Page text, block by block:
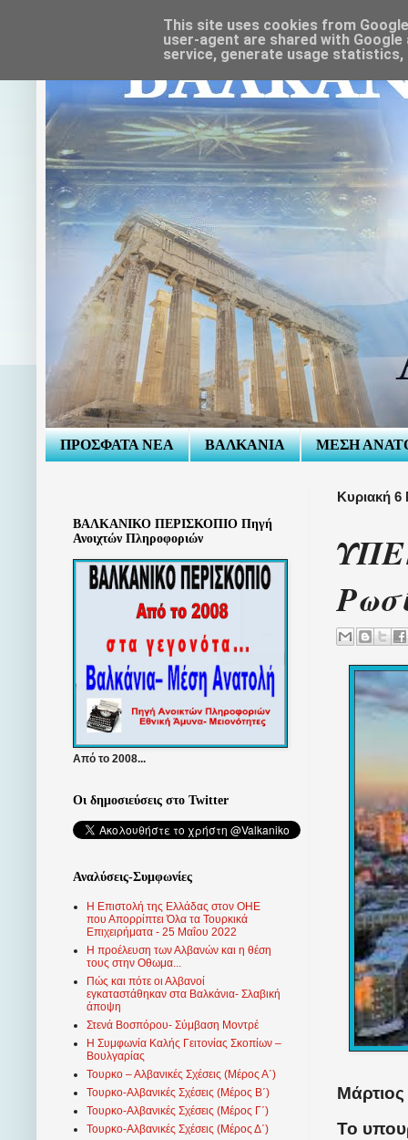
ΠΡΟΣΦΑΤΑ ΝΕΑ ΒΑΛΚΑΝΙΑ ΜΕΣΗ
Κυριακή 6
Το
ΒΑΛΚΑΝΙΚΟ ΠΕΡΙΣΚΟΠΙΟ Πηγή
Ανοιχτών Πληροφοριών
Από το 2008...
Οι δημοσιεύσεις στο Twitter
Αναλύσεις-Συμφωνίες
Η Επιστολή της Ελλάδας στον ΟΗΕ
που Απορρίπτει Όλα τα Τουρκικά
Επιχειρήματα - 25 Μαΐου 2022
Η προέλευση των Αλβανών και η θέση
τους στην Οθωμα...
Πώς και πότε οι Αλβανοί
εγκαταστάθηκαν στα Βαλκάνια- Σλαβική
άποψη
Στενά Βοσπόρου- Σύμβαση Μοντρέ
Η Συμφωνία Καλής Γειτονίας Σκοπίων –
Βουλγαρίας
Τουρκο – Αλβανικές Σχέσεις (Mέρος Α΄)
Τουρκο-Αλβανικές Σχέσεις (Μέρος Β΄)
Τουρκο-Αλβανικές Σχέσεις (Μέρος Γ΄)
Τουρκο-Αλβανικές Σχέσεις (Μέρος Δ΄)
This site uses cookies from
user-agent are shared with
service, generate usage statistics,